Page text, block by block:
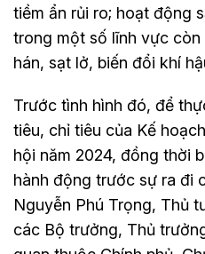
tiềm ẩn rủi ro; hoạt động
trong một số lĩnh vực còn
hán, sạt lở, biến đổi khí
Trước tình hình đó, để
tiêu, chỉ tiêu của Kế
hội năm 2024, đồng thời
hành động trước sự ra đi
Nguyễn Phú Trọng, Thủ
các Bộ trưởng, Thủ